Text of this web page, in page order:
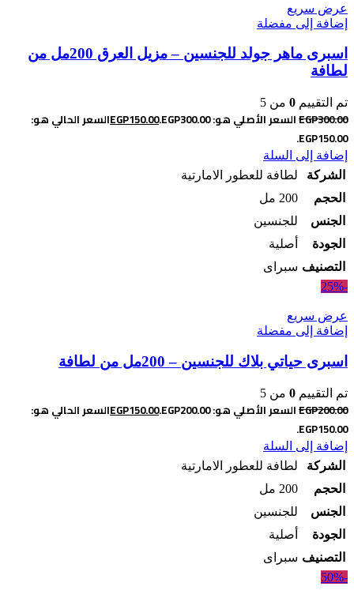
عرض سريع
إضافة إلى مفضلة
اسبرى ماهر جولد للجنسين – مزيل العرق 200مل من
لطافة
تم التقييم 0 من 5
EGP300.00 السعر الأصلي هو: EGP300.00. EGP150.00
السعر الحالي هو:
EGP150.00.
إضافة إلى السلة
الشركة
لطافة للعطور الامارتية
الحجم
200 مل
الجنس
للجنسين
الجودة
أصلية
التصنيف سبراى
-25%
عرض سريع
إضافة إلى مفضلة
اسبرى حياتي بلاك للجنسين – 200مل من لطافة
تم التقييم 0 من 5
EGP200.00 السعر الأصلي هو: EGP200.00. EGP150.00
السعر الحالي هو:
EGP150.00.
إضافة إلى السلة
الشركة
لطافة للعطور الامارتية
الحجم
200 مل
الجنس
للجنسين
الجودة
أصلية
التصنيف سبراى
-50%